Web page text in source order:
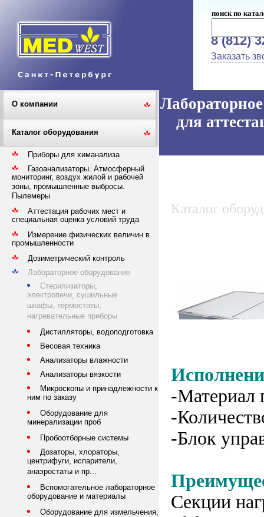
поиск по
8 (812)
Заказать
О компании
Каталог оборудования
Приборы для химанализа
Газоанализаторы. Атмосферный
мониторинг, воздух жилой и рабочей
зоны, промышленные выбросы.
Пылемеры
Аттестация рабочих мест и
специальная оценка условий труда
Измерение физических величин в
промышленности
Дозиметрический контроль
Лабораторное оборудование
Стерилизаторы,
электропечи, сушильные
шкафы, термостаты,
нагревательные приборы
Дистилляторы, водоподготовка
Весовая техника
Анализаторы влажности
Анализаторы вязкости
Микроскопы и принадлежности к
ним по заказу
Оборудование для
минерализации проб
Пробоотборные системы
Дозаторы, хлораторы,
центрифуги, испарители,
анаэростаты и пр...
Вспомогательное лабораторное
оборудование и материалы
Оборудование для измельчения,
для
Каталог
-Материал
-
-Блок
Секции